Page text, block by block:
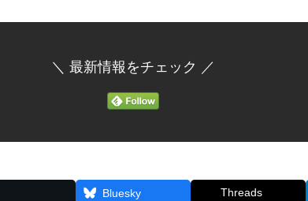
＼ 最新情報をチェック ／
Bluesky Threads